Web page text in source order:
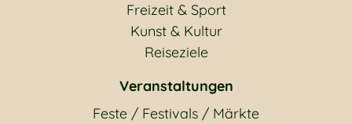
Freizeit & Sport
Kunst & Kultur
Reiseziele
Veranstaltungen
Feste / Festivals / Märkte